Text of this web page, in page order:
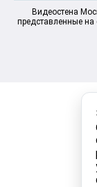
Видеостена
представленные